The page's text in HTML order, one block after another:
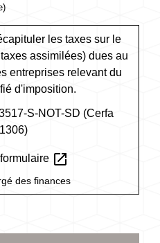
les taxes sur le
assimilées) dues au
entreprises relevant du
d'imposition.
S-NOT-SD (Cerfa
open_in_new
des finances